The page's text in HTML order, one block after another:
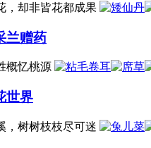
，却非皆花都成果
兰赠药
概忆桃源
世界
，树树枝枝尽可迷